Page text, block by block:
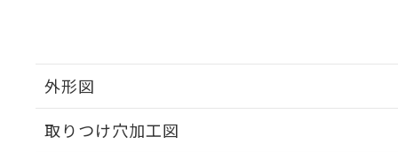
外形図
取りつけ穴加工図